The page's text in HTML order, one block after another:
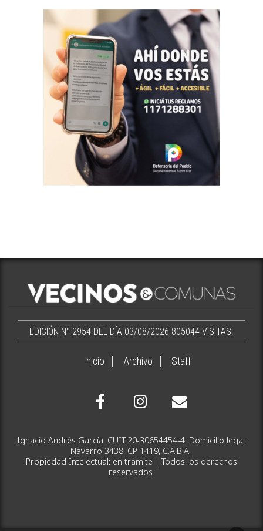
EDICIÓN N° 2954 DEL DÍA 03/08/2026 805044 VISITAS.
Inicio Archivo Staff
Ignacio Andrés García. CUIT:20-30654454-4. Domicilio legal:
Navarro 3438, CP 1419, C.A.B.A.
Propiedad Intelectual: en trámite | Todos los derechos
reservados.